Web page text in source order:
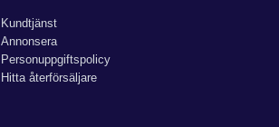
Kundtjänst
Annonsera
Personuppgiftspolicy
Hitta återförsäljare